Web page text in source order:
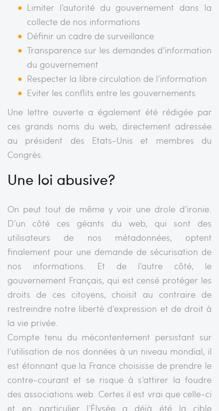
Limiter l’autorité du gouvernement dans la
collecte de nos informations
Définir un cadre de surveillance
Transparence sur les demandes d’information
du gouvernement
Respecter la libre circulation de l’information
Eviter les conflits entre les gouvernements
Une lettre ouverte a également été rédigée par
ces grands noms du web, directement adressée
au président des Etats-Unis et membres du
Congrès.
Une loi abusive?
On peut tout de même y voir une drole d’ironie.
D’un côté ces géants du web, qui sont des
utilisateurs de nos métadonnées, optent
finalement pour une demande de sécurisation de
nos informations. Et de l’autre côté, le
gouvernement Français, qui est censé protéger les
droits de ces citoyens, choisit au contraire de
restreindre notre liberté d’expression et de droit à
la vie privée.
Compte tenu du mécontentement persistant sur
l’utilisation de nos données à un niveau mondial, il
est étonnant que la France choisisse de prendre le
contre-courant et se risque à s’attirer la foudre
des associations web. Certes il est vrai que celle-ci
et en particulier l’Élysée a déjà été la cible